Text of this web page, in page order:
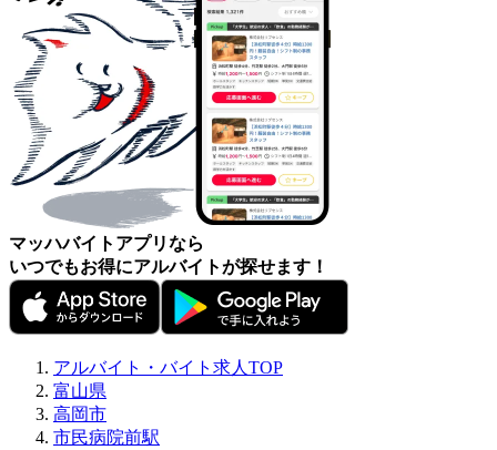
マッハバイトアプリなら
いつでもお得にアルバイトが探せます！
アルバイト・バイト求人TOP
富山県
高岡市
市民病院前駅